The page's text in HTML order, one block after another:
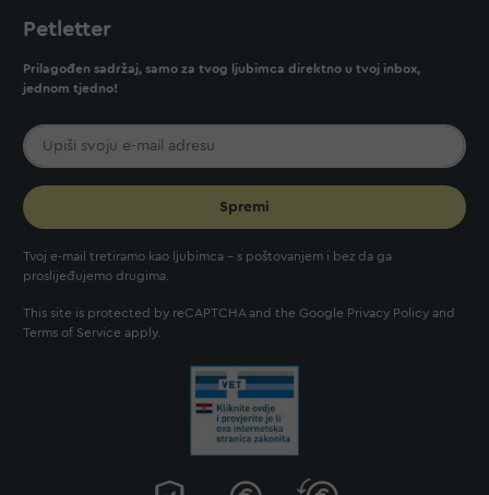
Petletter
Prilagođen sadržaj, samo za tvog ljubimca direktno u tvoj inbox,
jednom tjedno!
Spremi
Tvoj e-mail tretiramo kao ljubimca - s poštovanjem i bez da ga
proslijeđujemo drugima.
This site is protected by reCAPTCHA and the Google Privacy Policy and
Terms of Service apply.